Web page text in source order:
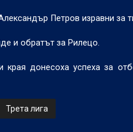
Петров изравни за
и обратът за Рилецо.
донесоха успеха за
Трета лига